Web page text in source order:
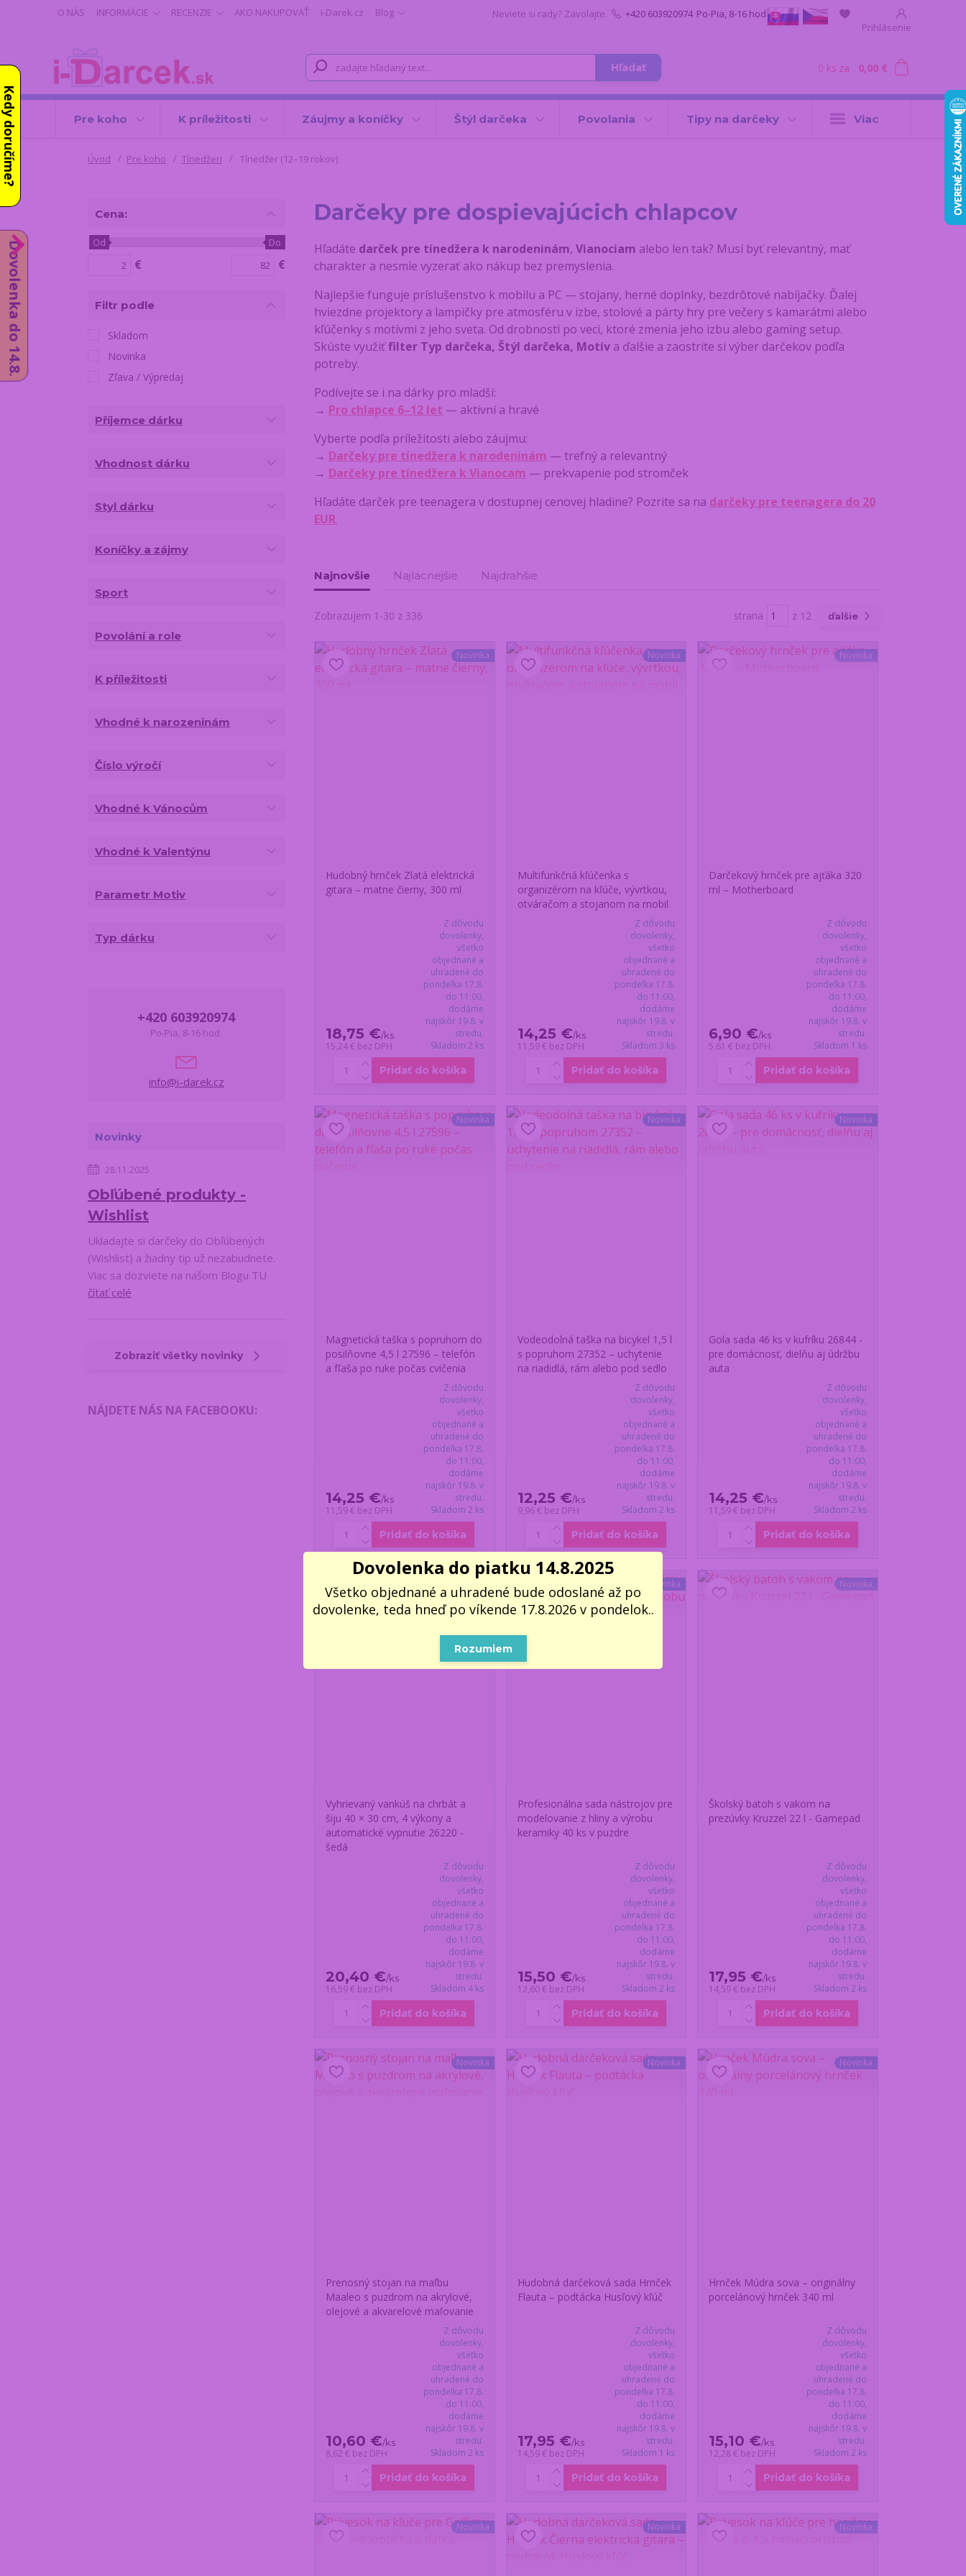
O NÁS INFORMÁCIE RECENZIE AKO NAKUPOVAŤ i-Darek.cz
Blog
Prihlásenie
Hľadať
Neviete si rady? Zavolajte. +420 603920974 Po-Pia, 8-16 hod.
0 ks za 0,00 €
Pre koho K príležitosti Záujmy a koníčky Štýl darčeka Povolania Tipy na darčeky Viac
Úvod Pre koho Tínedžeri Tínedžer (12–19 rokov)
Darčeky pre dospievajúcich chlapcov
Hľadáte darček pre tínedžera k narodeninám, Vianociam alebo len tak? Musí byť relevantný, mať
charakter a nesmie vyzerať ako nákup bez premyslenia.
Najlepšie funguje príslušenstvo k mobilu a PC — stojany, herné doplnky, bezdrôtové nabíjačky. Ďalej
hviezdne projektory a lampičky pre atmosféru v izbe, stolové a párty hry pre večery s kamarátmi alebo
kľúčenky s motívmi z jeho sveta. Od drobností po veci, ktoré zmenia jeho izbu alebo gaming setup.
Skúste využiťfilter Typ darčeka, Štýl darčeka, Motíva ďalšie a zaostrite si výber darčekov podľa
potreby.
Podívejte se i na dárky pro mladší:
→ Pro chlapce 6–12 let — aktivní a hravé
Vyberte podľa príležitosti alebo záujmu:
→ Darčeky pre tínedžera k narodeninám — trefný a relevantný
→ Darčeky pre tínedžera k Vianocam — prekvapenie pod stromček
Hľadáte darček pre teenagera v dostupnej cenovej hladine? Pozrite sa na darčeky pre teenagera do 20
EUR.
Najnovšie Najlacnejšie Najdrahšie
Zobrazujem 1-30 z 336 strana z 12 ďalšie
Novinka
Hudobný hrnček Zlatá elektrická
gitara – matne čierny, 300 ml
18,75 €/ks
15,24 € bez DPH
Z dôvodu
dovolenky,
všetko
objednané a
uhradené do
pondelka 17.8.
do 11:00,
dodáme
najskôr 19.8. v
stredu.
Skladom 2 ks
Pridať do košíka
Novinka
Multifunkčná kľúčenka s
organizérom na kľúče, vývrtkou,
otváračom a stojanom na mobil
14,25 €/ks
11,59 € bez DPH
Z dôvodu
dovolenky,
všetko
objednané a
uhradené do
pondelka 17.8.
do 11:00,
dodáme
najskôr 19.8. v
stredu.
Skladom 3 ks
Pridať do košíka
Novinka
Darčekový hrnček pre ajťáka 320
ml – Motherboard
6,90 €/ks
5,61 € bez DPH
Z dôvodu
dovolenky,
všetko
objednané a
uhradené do
pondelka 17.8.
do 11:00,
dodáme
najskôr 19.8. v
stredu.
Skladom 1 ks
Pridať do košíka
Novinka
Magnetická taška s popruhom do
posilňovne 4,5 l 27596 – telefón
a fľaša po ruke počas cvičenia
14,25 €/ks
11,59 € bez DPH
Z dôvodu
dovolenky,
všetko
objednané a
uhradené do
pondelka 17.8.
do 11:00,
dodáme
najskôr 19.8. v
stredu.
Skladom 2 ks
Pridať do košíka
Novinka
Vodeodolná taška na bicykel 1,5 l
s popruhom 27352 – uchytenie
na riadidlá, rám alebo pod sedlo
12,25 €/ks
9,96 € bez DPH
Z dôvodu
dovolenky,
všetko
objednané a
uhradené do
pondelka 17.8.
do 11:00,
dodáme
najskôr 19.8. v
stredu.
Skladom 2 ks
Pridať do košíka
Novinka
Gola sada 46 ks v kufríku 26844 -
pre domácnosť, dielňu aj údržbu
auta
14,25 €/ks
11,59 € bez DPH
Z dôvodu
dovolenky,
všetko
objednané a
uhradené do
pondelka 17.8.
do 11:00,
dodáme
najskôr 19.8. v
stredu.
Skladom 2 ks
Pridať do košíka
Vyhrievaný vankúš na chrbát a
šiju 40 × 30 cm, 4 výkony a
automatické vypnutie 26220 -
šedá
20,40 €/ks
16,59 € bez DPH
Z dôvodu
dovolenky,
všetko
objednané a
uhradené do
pondelka 17.8.
do 11:00,
dodáme
najskôr 19.8. v
stredu.
Skladom 4 ks
Pridať do košíka
Novinka
Profesionálna sada nástrojov pre
modelovanie z hliny a výrobu
keramiky 40 ks v puzdre
15,50 €/ks
12,60 € bez DPH
Z dôvodu
dovolenky,
všetko
objednané a
uhradené do
pondelka 17.8.
do 11:00,
dodáme
najskôr 19.8. v
stredu.
Skladom 2 ks
Pridať do košíka
Novinka
Školský batoh s vakom na
prezúvky Kruzzel 22 l - Gamepad
17,95 €/ks
14,59 € bez DPH
Z dôvodu
dovolenky,
všetko
objednané a
uhradené do
pondelka 17.8.
do 11:00,
dodáme
najskôr 19.8. v
stredu.
Skladom 2 ks
Pridať do košíka
Novinka
Prenosný stojan na maľbu
Maaleo s puzdrom na akrylové,
olejové a akvarelové maľovanie
10,60 €/ks
8,62 € bez DPH
Z dôvodu
dovolenky,
všetko
objednané a
uhradené do
pondelka 17.8.
do 11:00,
dodáme
najskôr 19.8. v
stredu.
Skladom 2 ks
Pridať do košíka
Novinka
Hudobná darčeková sada Hrnček
Flauta – podtácka Husľový kľúč
17,95 €/ks
14,59 € bez DPH
Z dôvodu
dovolenky,
všetko
objednané a
uhradené do
pondelka 17.8.
do 11:00,
dodáme
najskôr 19.8. v
stredu.
Skladom 1 ks
Pridať do košíka
Novinka
Hrnček Múdra sova – originálny
porcelánový hrnček 340 ml
15,10 €/ks
12,28 € bez DPH
Z dôvodu
dovolenky,
všetko
objednané a
uhradené do
pondelka 17.8.
do 11:00,
dodáme
najskôr 19.8. v
stredu.
Skladom 2 ks
Pridať do košíka
Novinka Novinka Novinka
Cena:
€
Od Do
€
Filtr podle
Skladom
Novinka
Zľava / Výpredaj
Příjemce dárku
Vhodnost dárku
Styl dárku
Koníčky a zájmy
Sport
Povolání a role
K příležitosti
Vhodné k narozeninám
Číslo výročí
Vhodné k Vánocům
Vhodné k Valentýnu
Parametr Motiv
Typ dárku
+420 603920974
Po-Pia, 8-16 hod.
info@i-darek.cz
Novinky
28.11.2025
Obľúbené produkty -
Wishlist
Ukladajte si darčeky do Obľúbených
(Wishlist) a žiadny tip už nezabudnete.
Viac sa dozviete na našom Blogu TU
čítať celé
Zobraziť všetky novinky
NÁJDETE NÁS NA FACEBOOKU:
Dovolenka do piatku 14.8.2025
Všetko objednané a uhradené bude odoslané až po
dovolenke, teda hneď po víkende 17.8.2026 v pondelok..
Rozumiem
Dovolenka do 14.8.
Kedy doručíme?